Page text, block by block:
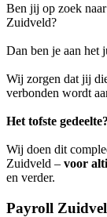
Ben jij op zoek
Zuidveld?
Dan ben je aan het
Wij zorgen dat jij
verbonden wordt
Het tofste gedeelte?
Wij doen dit
Zuidveld – voor
en verder.
Payroll